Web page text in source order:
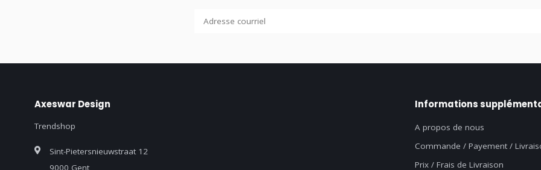
Axeswar Design
Trendshop
Sint-Pietersnieuwstraat 12
9000 Gent
Informations
A propos de nous
Commande / Payement /
Prix / Frais de Livraison